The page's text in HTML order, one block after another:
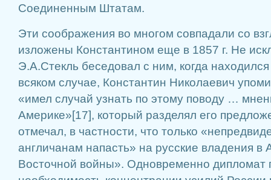
Соединенным Штатам.
Эти соображения во многом совпадали со
изложены Константином еще в 1857 г. Не
Э.А.Стекль беседовал с ним, когда
всяком случае, Константин Николаевич
«имел случай узнать по этому поводу …
Америке»[17], который разделял его
отмечал, в частности, что только
англичанам напасть» на русские владения в
Восточной войны». Одновременно дипломат